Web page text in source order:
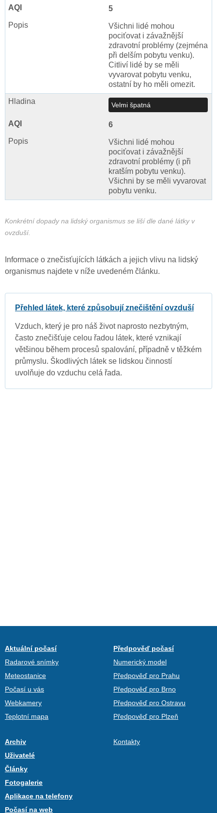
5
Všichni lidé mohou
pociťovat i závažnější
zdravotní problémy (zejména
při delším pobytu venku).
Citliví lidé by se měli
vyvarovat pobytu venku,
ostatní by ho měli omezit.
Velmi špatná
6
Všichni lidé mohou
pociťovat i závažnější
zdravotní problémy (i při
kratším pobytu venku).
Všichni by se měli vyvarovat
pobytu venku.
Konkrétní dopady na lidský organismus se liší dle dané látky v
ovzduší.
Informace o znečisťujících látkách a jejich vlivu na lidský
organismus najdete v níže uvedeném článku.
Přehled látek, které způsobují znečištění ovzduší
Vzduch, který je pro náš život naprosto nezbytným,
často znečišťuje celou řadou látek, které vznikají
většinou během procesů spalování, případně v těžkém
průmyslu. Škodlivých látek se lidskou činností
uvolňuje do vzduchu celá řada.
Aktuální počasí
Radarové snímky
Meteostanice
Počasí u vás
Webkamery
Teplotní mapa
Předpověď počasí
Numerický model
Předpověď pro Prahu
Předpověď pro Brno
Předpověď pro Ostravu
Předpověď pro Plzeň
Archiv
Uživatelé
Články
Fotogalerie
Aplikace na telefony
Počasí na web
Kontakty